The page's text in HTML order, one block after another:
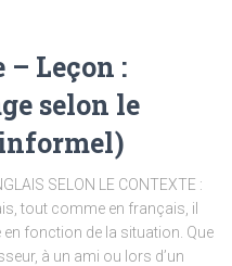
– Leçon :
selon le
SELON LE CONTEXTE :
tout comme en français, il
en fonction de la situation. Que
à un ami ou lors d’un